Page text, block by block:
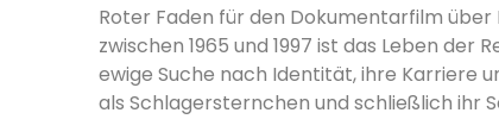
Roter Faden für den Dokumentarfilm über
zwischen 1965 und 1997 ist das Leben der
ewige Suche nach Identität, ihre Karriere
als Schlagersternchen und schließlich ihr